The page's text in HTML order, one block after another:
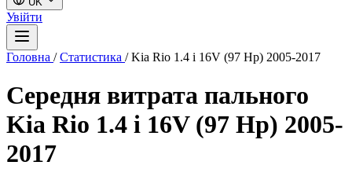
Увійти
Головна / Статистика / Kia Rio 1.4 i 16V (97 Hp) 2005-2017
Середня витрата пального
Kia Rio 1.4 i 16V (97 Hp) 2005-
2017